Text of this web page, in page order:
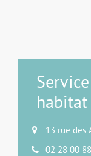
habitat
13 rue des
02 28 00